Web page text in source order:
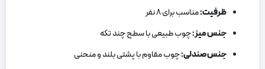
ظرفیت:مناسب برای ۸ نفر
جنس میز:چوب طبیعی با سطح چند تکه
جنس صندلی:چوب مقاوم با پشتی بلند و منحنی